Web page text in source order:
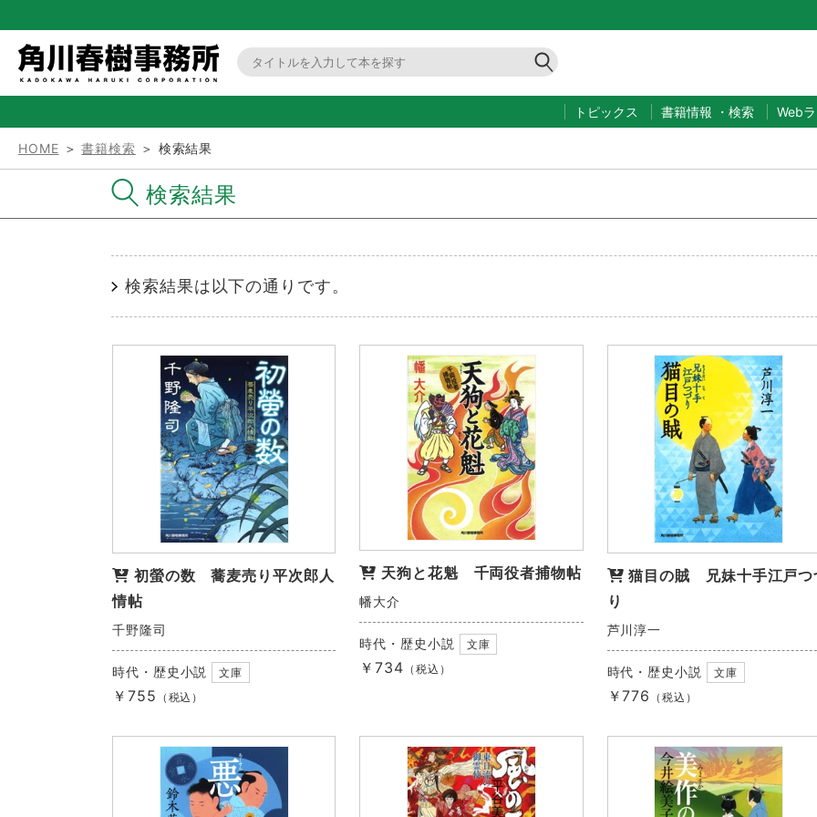
トピックス 書籍情報 ・ 検索 Web
HOME ＞書籍検索 ＞ 検索結果
検索結果
検索結果は以下の通りです。
初螢の数 蕎麦売り平次郎人
情帖
千野隆司
時代・歴史小説 文庫
￥755 （税込）
天狗と花魁 千両役者捕物帖
幡大介
時代・歴史小説 文庫
￥734 （税込）
猫目の賊 兄妹十手江戸つ
り
芦川淳一
時代・歴史小説 文庫
￥776 （税込）